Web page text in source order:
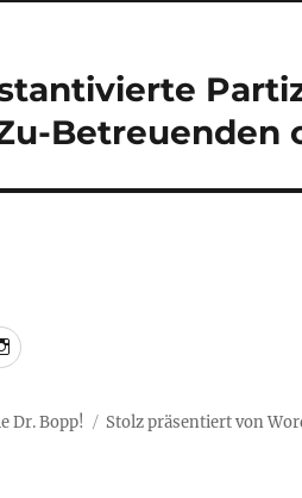
Betreuenden
LEO@Instagram
Dr. Bopp! Stolz präsentiert von